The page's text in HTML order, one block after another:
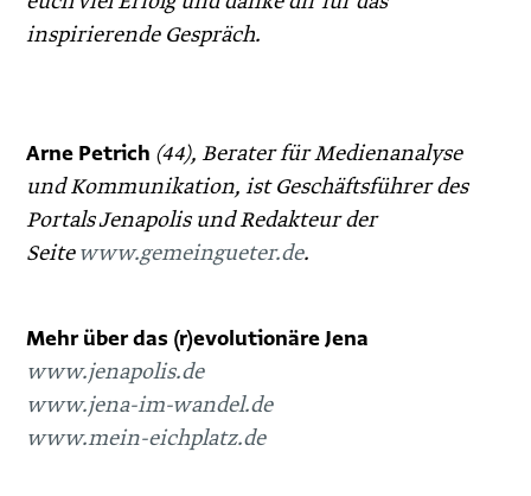
inspirierende Gespräch.
Arne Petrich (44), Berater für Medienanalyse
und Kommunikation, ist Geschäftsführer des
Portals Jenapolis und Redakteur der
Seitewww.gemeingueter.de.
Mehr über das (r)evolutionäre Jena
www.jenapolis.de
www.jena-im-wandel.de
www.mein-eichplatz.de